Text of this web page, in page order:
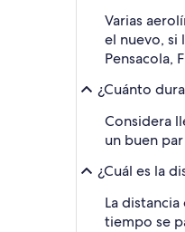
Varias
el nuevo, si
Pensacola,
¿Cuánto
Considera
un buen
¿Cuál es la
La
tiempo se